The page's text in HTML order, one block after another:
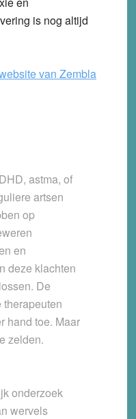
is nog altijd
van Zembla
astma, of
artsen
op
en
deze klachten
De
hand toe. Maar
zelden.
onderzoek
wervels